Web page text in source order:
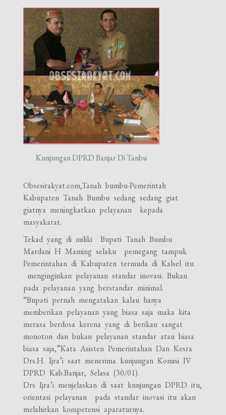
Kunjungan DPRD Banjar Di Tanbu
Obsesirakyat.com,Tanah bumbu-Pemerintah
Kabupaten Tanah Bumbu sedang sedang giat
giatnya meningkatkan pelayanan kepada
masyakarat.
Tekad yang di miliki Bupati Tanah Bumbu
Mardani H Maming selaku pemegang tampuk
Pemerintahan di Kabupaten termuda di Kalsel itu
menginginkan pelayanan standar inovasi. Bukan
pada pelayanan yang berstandar minimal.
“Bupati pernah mengatakan kalau hanya
memberikan pelayanan yang biasa saja maka kita
merasa berdosa kerena yang di berikan sangat
monoton dan bukan pelayanan standar atau biasa
biasa saja,”Kata Asisten Pemerintahan Dan Kesra
Drs.H. Ijra’i saat menerima kunjungan Komisi IV
DPRD Kab.Banjar, Selasa (30/01).
Drs Ijra’i menjelaskan di saat kunjungan DPRD itu,
orientasi pelayanan pada standar inovasi itu akan
melahirkan kompetensi aparaturnya.